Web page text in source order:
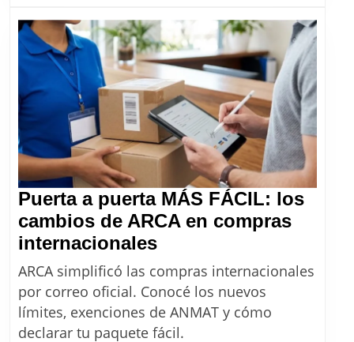
cobra
y
cómo
se
trabaja
en
el
fin
de
semana
Puerta a puerta MÁS FÁCIL: los
cambios de ARCA en compras
internacionalesPuerta
a
puerta
MÁS
FÁCIL:
ARCA simplificó las compras internacionales
por correo oficial. Conocé los nuevos
límites, exenciones de ANMAT y cómo
declarar tu paquete fácil.